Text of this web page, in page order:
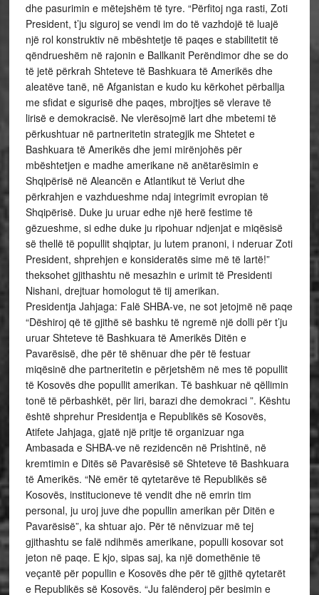
dhe pasurimin e mëtejshëm të tyre. “Përfitoj nga rasti, Zoti
President, t’ju siguroj se vendi im do të vazhdojë të luajë
një rol konstruktiv në mbështetje të paqes e stabilitetit të
qëndrueshëm në rajonin e Ballkanit Perëndimor dhe se do
të jetë përkrah Shteteve të Bashkuara të Amerikës dhe
aleatëve tanë, në Afganistan e kudo ku kërkohet përballja
me sfidat e sigurisë dhe paqes, mbrojtjes së vlerave të
lirisë e demokracisë. Ne vlerësojmë lart dhe mbetemi të
përkushtuar në partneritetin strategjik me Shtetet e
Bashkuara të Amerikës dhe jemi mirënjohës për
mbështetjen e madhe amerikane në anëtarësimin e
Shqipërisë në Aleancën e Atlantikut të Veriut dhe
përkrahjen e vazhdueshme ndaj integrimit evropian të
Shqipërisë. Duke ju uruar edhe një herë festime të
gëzueshme, si edhe duke ju ripohuar ndjenjat e miqësisë
së thellë të popullit shqiptar, ju lutem pranoni, i nderuar Zoti
President, shprehjen e konsideratës sime më të lartë!”
theksohet gjithashtu në mesazhin e urimit të Presidenti
Nishani, drejtuar homologut të tij amerikan.
Presidentja Jahjaga: Falë SHBA-ve, ne sot jetojmë në paqe
“Dëshiroj që të gjithë së bashku të ngremë një dolli për t’ju
uruar Shteteve të Bashkuara të Amerikës Ditën e
Pavarësisë, dhe për të shënuar dhe për të festuar
miqësinë dhe partneritetin e përjetshëm në mes të popullit
të Kosovës dhe popullit amerikan. Të bashkuar në qëllimin
tonë të përbashkët, për liri, barazi dhe demokraci ”. Kështu
është shprehur Presidentja e Republikës së Kosovës,
Atifete Jahjaga, gjatë një pritje të organizuar nga
Ambasada e SHBA-ve në rezidencën në Prishtinë, në
kremtimin e Ditës së Pavarësisë së Shteteve të Bashkuara
të Amerikës. “Në emër të qytetarëve të Republikës së
Kosovës, institucioneve të vendit dhe në emrin tim
personal, ju uroj juve dhe popullin amerikan për Ditën e
Pavarësisë”, ka shtuar ajo. Për të nënvizuar më tej
gjithashtu se falë ndihmës amerikane, populli kosovar sot
jeton në paqe. E kjo, sipas saj, ka një domethënie të
veçantë për popullin e Kosovës dhe për të gjithë qytetarët
e Republikës së Kosovës. “Ju falënderoj për besimin e